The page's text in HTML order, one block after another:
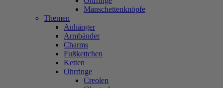
Manschettenknöpfe
Themen
Anhänger
Armbänder
Charms
Fußkettchen
Ketten
Ohrringe
Creolen